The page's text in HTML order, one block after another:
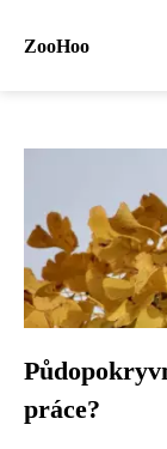
ZooHoo
práce?